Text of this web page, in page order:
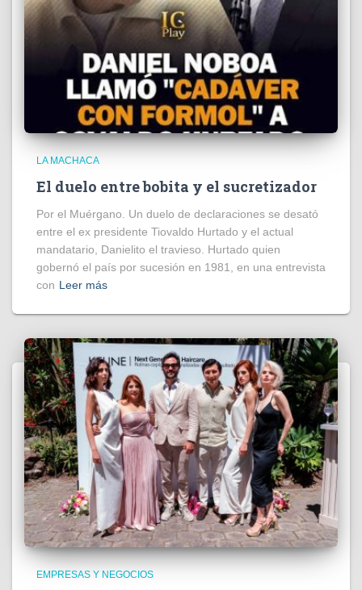
LA MACHACA
El duelo entre bobita y el sucretizador
Por el Muérgano. Un duelo de declaraciones se desató
entre el ex presidente Tiovaldo Hurtado y el actual
mandatario, Danielito el travieso. Hurtado quien
gobernó el país por sucesión en 1981, en una entrevista
con Leer más
EMPRESAS Y NEGOCIOS